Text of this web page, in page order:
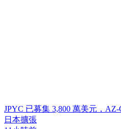
JPYC 已募集 3,800 萬美元，
日本擴張